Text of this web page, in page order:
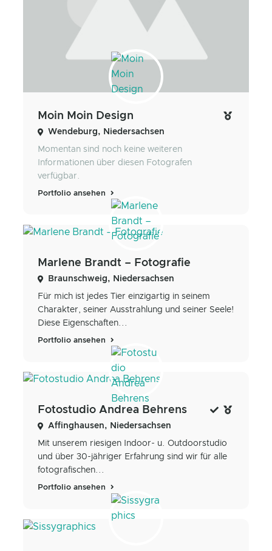
Moin Moin Design
Wendeburg, Niedersachsen
Momentan sind noch keine weiteren
Informationen über diesen Fotografen
verfügbar.
Portfolio ansehen
Marlene Brandt – Fotografie
Braunschweig, Niedersachsen
Für mich ist jedes Tier einzigartig in seinem
Charakter, seiner Ausstrahlung und seiner Seele!
Diese Eigenschaften...
Portfolio ansehen
Fotostudio Andrea Behrens
Affinghausen, Niedersachsen
Mit unserem riesigen Indoor- u. Outdoorstudio
und über 30-jähriger Erfahrung sind wir für alle
fotografischen...
Portfolio ansehen